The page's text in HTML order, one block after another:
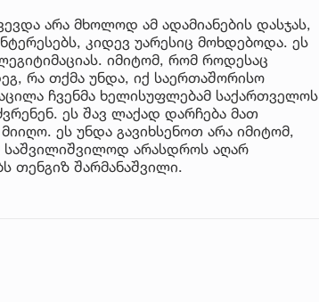
არა მხოლოდ ამ ადამიანების დასჯას,
კიდევ უარესიც მოხდებოდა. ეს
იმიტომ, რომ როდესაც
რა თქმა უნდა, იქ საერთაშორისო
ჩვენმა ხელისუფლებამ საქართველოს
ეს შავ ლაქად დარჩება მათ
ეს უნდა გავიხსენოთ არა იმიტომ,
საშვილიშვილოდ არასდროს აღარ
თენგიზ შარმანაშვილი.